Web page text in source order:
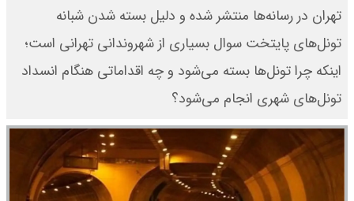
تهران در رسانه‌ها منتشر شده و دلیل بسته شدن شبانه
تونل‌های پایتخت سوال بسیاری از شهروندانی تهرانی است؛
اینکه چرا تونل‌ها بسته می‌شود و چه اقداماتی هنگام انسداد
تونل‌های شهری انجام می‌شود؟